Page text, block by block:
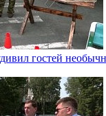
гостей